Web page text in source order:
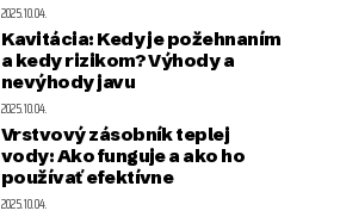
2025.10.04.
Kavitácia: Kedy je požehnaním
a kedy rizikom? Výhody a
nevýhody javu
2025.10.04.
Vrstvový zásobník teplej
vody: Ako funguje a ako ho
používať efektívne
2025.10.04.